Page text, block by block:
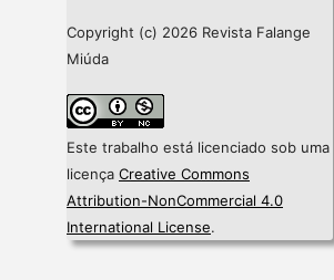
Copyright (c) 2026 Revista Falange
Miúda
Este trabalho está licenciado sob uma
licença Creative Commons
Attribution-NonCommercial 4.0
International License.